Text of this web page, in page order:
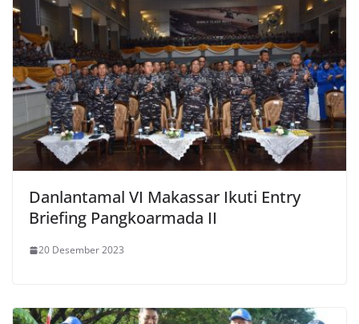
Danlantamal VI Makassar Ikuti Entry
Briefing Pangkoarmada II
20 Desember 2023